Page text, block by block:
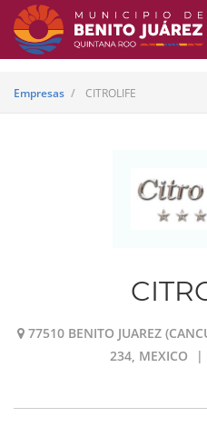
Empresas CITROLIFE
77510 BENITO JUAREZ
234, MEXICO
|